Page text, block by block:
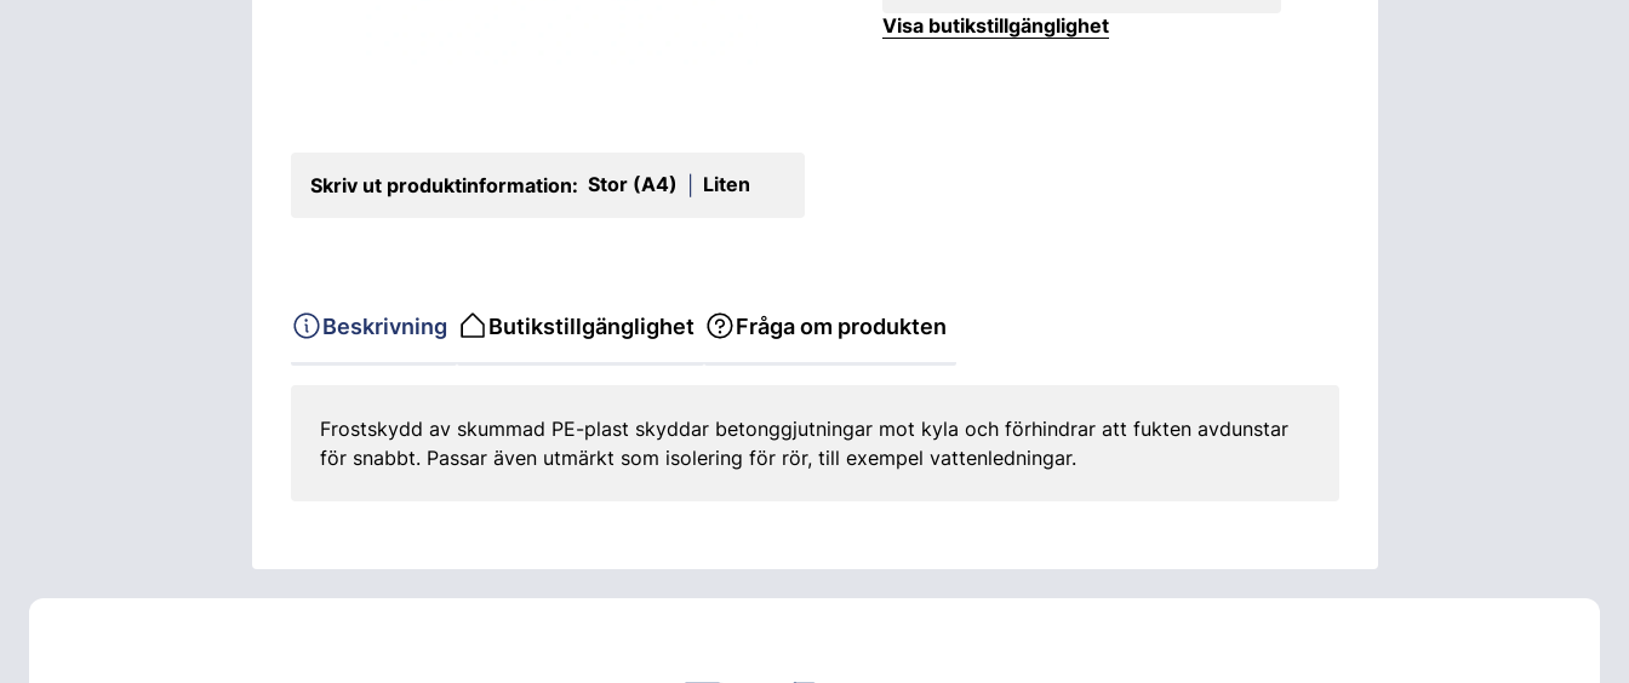
Skriv ut produktinformation: Stor (A4) Liten
Visa butikstillgänglighet
Beskrivning Butikstillgänglighet Fråga om produkten
Frostskydd av skummad PE-plast skyddar betonggjutningar mot kyla och förhindrar att fukten avdunstar
för snabbt. Passar även utmärkt som isolering för rör, till exempel vattenledningar.